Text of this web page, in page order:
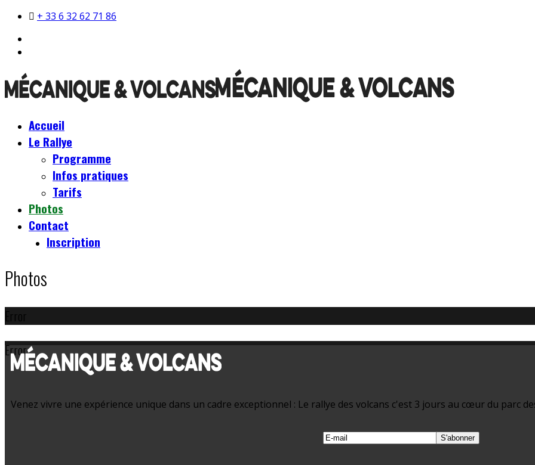
+ 33 6 32 62 71 86
Accueil
Le Rallye
Programme
Infos pratiques
Tarifs
Photos
Contact
Inscription
Photos
Error
Error
Venez vivre une expérience unique dans un cadre exceptionnel : Le rallye des volcans c'est 3 jours au cœur du parc